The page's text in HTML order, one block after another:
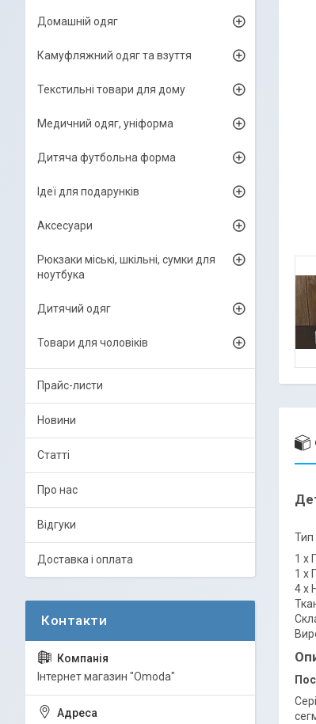
Тип
1 х
1 х
4 х
Домашній одяг
Камуфляжний одяг та взуття
Текстильні товари для дому
Медичний одяг, уніформа
Дитяча футбольна форма
Ідеї для подарунків
Аксесуари
Рюкзаки міські, шкільні, сумки для
ноутбука
Дитячий одяг
Товари для чоловіків
Прайс-листи
Новини
Статті
Про нас
Відгуки
Доставка і оплата
Інтернет магазин "Omoda"